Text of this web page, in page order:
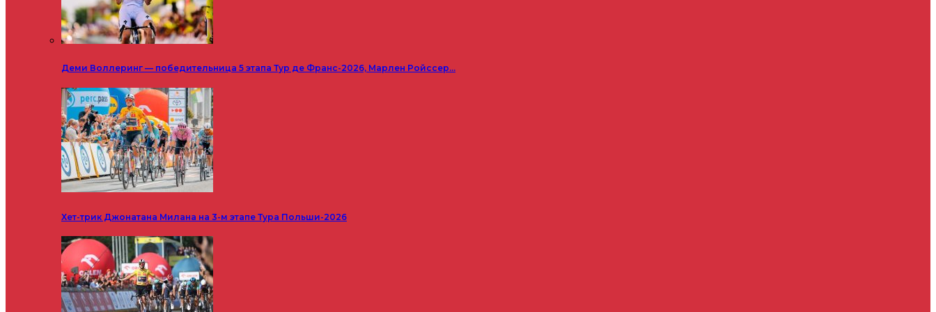
Деми Воллеринг — победительница 5 этапа Тур де Франс-2026, Марлен Ройссер…
Хет-трик Джонатана Милана на 3-м этапе Тура Польши-2026